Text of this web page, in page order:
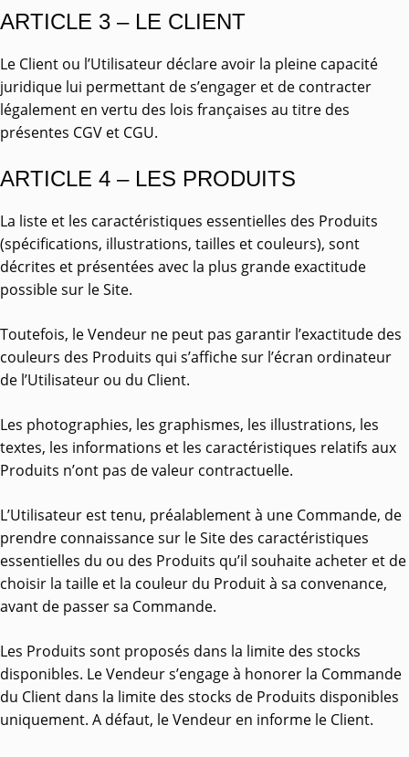
ARTICLE 3 – LE CLIENT
Le Client ou l’Utilisateur déclare avoir la pleine capacité
juridique lui permettant de s’engager et de contracter
légalement en vertu des lois françaises au titre des
présentes CGV et CGU.
ARTICLE 4 – LES PRODUITS
La liste et les caractéristiques essentielles des Produits
(spécifications, illustrations, tailles et couleurs), sont
décrites et présentées avec la plus grande exactitude
possible sur le Site.
Toutefois, le Vendeur ne peut pas garantir l’exactitude des
couleurs des Produits qui s’affiche sur l’écran ordinateur
de l’Utilisateur ou du Client.
Les photographies, les graphismes, les illustrations, les
textes, les informations et les caractéristiques relatifs aux
Produits n’ont pas de valeur contractuelle.
L’Utilisateur est tenu, préalablement à une Commande, de
prendre connaissance sur le Site des caractéristiques
essentielles du ou des Produits qu’il souhaite acheter et de
choisir la taille et la couleur du Produit à sa convenance,
avant de passer sa Commande.
Les Produits sont proposés dans la limite des stocks
disponibles. Le Vendeur s’engage à honorer la Commande
du Client dans la limite des stocks de Produits disponibles
uniquement. A défaut, le Vendeur en informe le Client.